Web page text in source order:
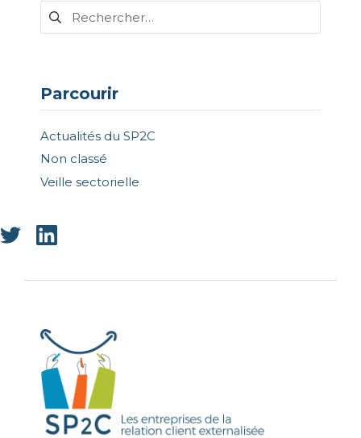
Rechercher :
Parcourir
Actualités du SP2C
Non classé
Veille sectorielle